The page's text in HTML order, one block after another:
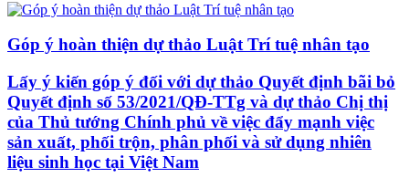
Góp ý hoàn thiện dự thảo Luật Trí tuệ nhân tạo
Lấy ý kiến góp ý đối với dự thảo Quyết định bãi bỏ
Quyết định số 53/2021/QĐ-TTg và dự thảo Chị thị
của Thủ tướng Chính phủ về việc đẩy mạnh việc
sản xuất, phối trộn, phân phối và sử dụng nhiên
liệu sinh học tại Việt Nam